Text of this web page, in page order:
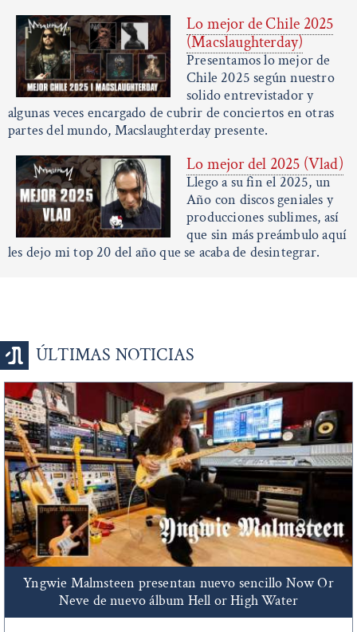
Lo mejor de Chile 2025
(Macslaughterday)
Presentamos lo mejor de
Chile 2025 según nuestro
solido entrevistador y
algunas veces encargado de cubrir de conciertos en otras
partes del mundo, Macslaughterday presente.
Lo mejor del 2025 (Vlad)
Llego a su fin el 2025, un
Año con discos geniales y
producciones sublimes, así
que sin más preámbulo aquí
les dejo mi top 20 del año que se acaba de desintegrar.
ÚLTIMAS NOTICIAS
Yngwie Malmsteen presentan nuevo sencillo Now Or
Neve de nuevo álbum Hell or High Water